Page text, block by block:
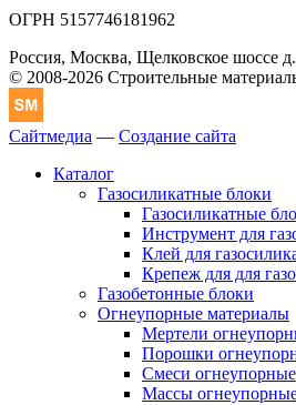
ОГРН 5157746181962
Россия, Москва, Щелковское шоссе
© 2008-2026 Строительные
Сайтмедиа — Создание сайта
Каталог
Газосиликатные блоки
Газосиликатные
Инструмент для
Клей для
Крепеж для для
Газобетонные блоки
Огнеупорные материалы
Мертели
Порошки
Смеси огнеупорные
Массы